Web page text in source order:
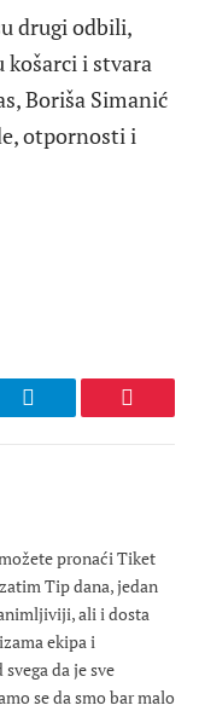
drugi odbili,
košarci i stvara
Boriša Simanić
otpornosti i
Telegram
pronaći Tiket
Tip dana, jedan
ali i dosta
ekipa i
da je sve
se da smo bar malo